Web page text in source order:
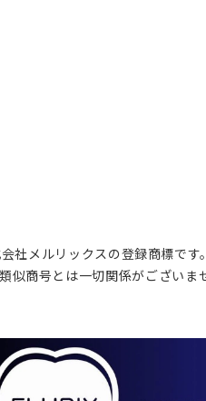
メルリックスの登録商標です。
商号とは一切関係がございま